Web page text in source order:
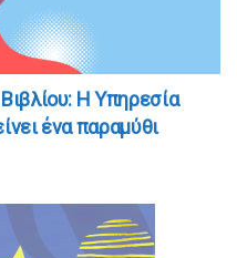
Η Υπηρεσία
ένα παραμύθι